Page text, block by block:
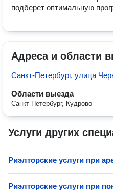
подберет оптимальную
Адреса и области
Санкт-Петербург, улица
Области выезда
Санкт-Петербург, Кудрово
Услуги других
Риэлторские услуги при
Риэлторские услуги при